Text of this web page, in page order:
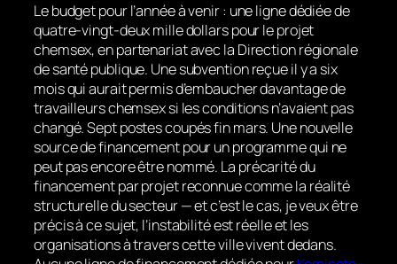
Le budget pour l’année à venir : une ligne dédiée de
quatre-vingt-deux mille dollars pour le projet
chemsex, en partenariat avec la Direction régionale
de santé publique. Une subvention reçue il y a six
mois qui aurait permis d’embaucher davantage de
travailleurs chemsex si les conditions n’avaient pas
changé. Sept postes coupés fin mars. Une nouvelle
source de financement pour un programme qui ne
peut pas encore être nommé. La précarité du
financement par projet reconnue comme la réalité
structurelle du secteur — et c’est le cas, je veux être
précis à ce sujet, l’instabilité est réelle et les
organisations à travers cette ville vivent dedans.